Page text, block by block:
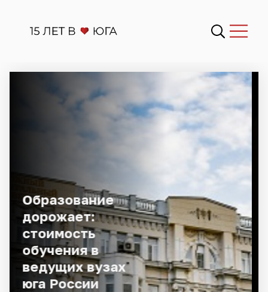
Оценены
последствия
дела ФАС против
Apple для
российских
пользователей